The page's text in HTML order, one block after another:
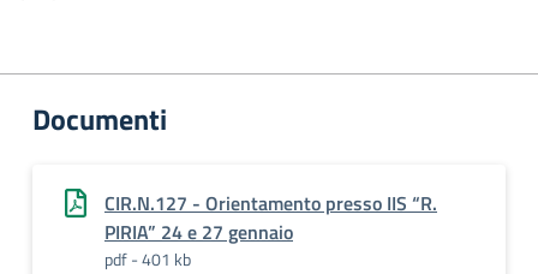
Documenti
CIR.N.127 - Orientamento presso IIS “R.
PIRIA” 24 e 27 gennaio
pdf - 401 kb